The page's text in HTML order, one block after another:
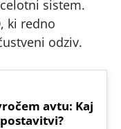
sistem.
ki redno
odziv.
avtu: Kaj